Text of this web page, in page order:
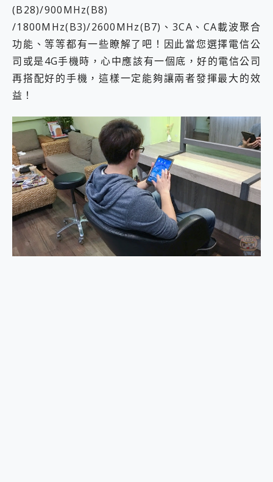
(B28)/900MHz(B8)
/1800MHz(B3)/2600MHz(B7)、3CA、CA載波聚合
功能、等等都有一些瞭解了吧！因此當您選擇電信公
司或是4G手機時，心中應該有一個底，好的電信公司
再搭配好的手機，這樣一定能夠讓兩者發揮最大的效
益！